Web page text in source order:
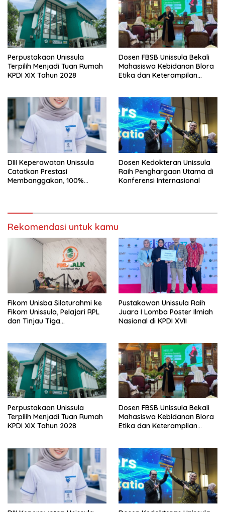
Perpustakaan Unissula
Terpilih Menjadi Tuan Rumah
KPDI XIX Tahun 2028
Dosen FBSB Unissula Bekali
Mahasiswa Kebidanan Blora
Etika dan Keterampilan
DIII Keperawatan Unissula
Catatkan Prestasi
Membanggakan, 100%
Dosen Kedokteran Unissula
Raih Penghargaan Utama di
Konferensi Internasional
Rekomendasi untuk kamu
Fikom Unisba Silaturahmi ke
Fikom Unissula, Pelajari RPL
dan Tinjau Tiga
Pustakawan Unissula Raih
Juara I Lomba Poster Ilmiah
Nasional di KPDI XVII
Perpustakaan Unissula
Terpilih Menjadi Tuan Rumah
KPDI XIX Tahun 2028
Dosen FBSB Unissula Bekali
Mahasiswa Kebidanan Blora
Etika dan Keterampilan